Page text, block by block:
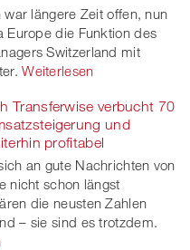
war längere Zeit offen, nun
Europe die Funktion des
Switzerland mit
Weiterlesen
Transferwise verbucht 70
und
profitabel
an gute Nachrichten von
nicht schon längst
die neusten Zahlen
– sie sind es trotzdem.